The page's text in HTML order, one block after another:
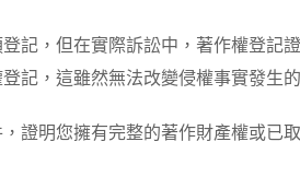
記，但在實際訴訟中，著作權登記
記，這雖然無法改變侵權事實發生
證明您擁有完整的著作財產權或已